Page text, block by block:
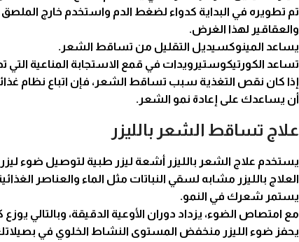
تم تطويره في البداية كدواء لضغط الدم واستخدم خارج الملصق
والعقاقير لهذا الغرض.
يساعد المينوكسيديل التقليل من تساقط الشعر.
تساعد الكورتيكوستيرويدات في قمع الاستجابة المناعية
إذا كان نقص التغذية سبب تساقط الشعر، فإن اتباع نظام
أن يساعدك على إعادة نمو الشعر.
علاج تساقط الشعر بالليزر
يستخدم علاج الشعر بالليزر أشعة ليزر طبية لتوصيل ضوء
العلاج بالليزر مشابه لسقي النباتات مثل الماء والعناصر
يستمر شعرك في النمو.
مع امتصاص الضوء، يزداد دوران الأوعية الدقيقة، وبالتالي
يحفز ضوء الليزر منخفض المستوى النشاط الخلوي في